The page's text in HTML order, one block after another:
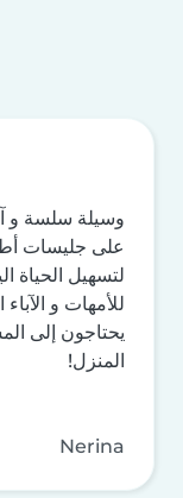
وسيلة سلسة و
على جليسات
لتسهيل الحياة
للأمهات و الآباء
يحتاجون إلى
المنزل!
Nerina